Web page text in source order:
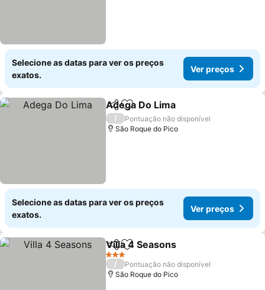
Selecione as datas para ver os preços
exatos.
Ver preços
PartilharAdicionar aos favoritos
Adega Do Lima
/
Pontuação não disponível
São Roque do Pico
Selecione as datas para ver os preços
exatos.
Ver preços
PartilharAdicionar aos favoritos
Villa 4 Seasons
3 Estrelas
/
Pontuação não disponível
São Roque do Pico